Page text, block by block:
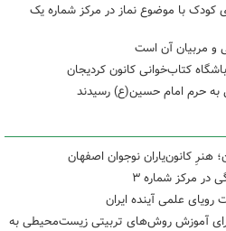
کودک با موضوع نماز در مرکز شماره یک
و مربیان آن است
کتاب‌خوانی کانون کردیجان
به حرم امام حسین(ع) رسیدند
هنرِ کانون‌یاران نوجوان اصفهان
در مرکز شماره ۳
علمی آینده ایران
آموزش روش‌های تربیتی زیست‌محیطی به